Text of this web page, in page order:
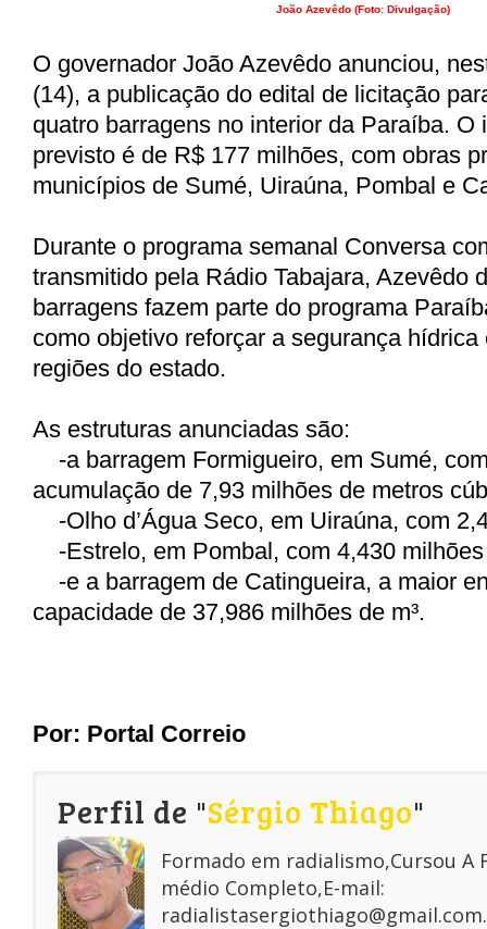
João Azevêdo (Foto: Divulgação)
O governador João Azevêdo anunciou,
(14), a publicação do edital de licitação
quatro barragens no interior da Paraíba. O
previsto é de R$ 177 milhões, com obras
municípios de Sumé, Uiraúna, Pombal e
Durante o programa semanal Conversa
transmitido pela Rádio Tabajara, Azevêdo
barragens fazem parte do programa
como objetivo reforçar a segurança hídrica
regiões do estado.
As estruturas anunciadas são:
-a barragem Formigueiro, em Sumé,
acumulação de 7,93 milhões de metros
-Olho d’Água Seco, em Uiraúna, com
-Estrelo, em Pombal, com 4,430 milhões
-e a barragem de Catingueira, a maior
capacidade de 37,986 milhões de m³.
Por: Portal Correio
Perfil de "Sérgio Thiago"
Formado em radialismo,Cursou A
médio Completo,E-mail:
radialistasergiothiago@gmail.com.